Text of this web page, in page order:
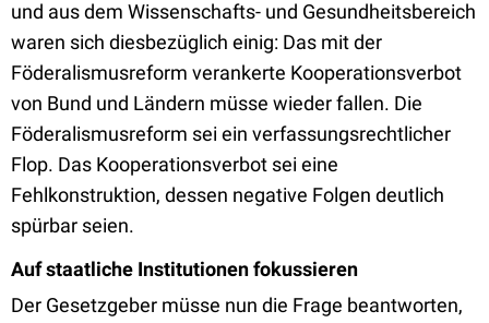
und aus dem Wissenschafts- und Gesundheitsbereich
waren sich diesbezüglich einig: Das mit der
Föderalismusreform verankerte Kooperationsverbot
von Bund und Ländern müsse wieder fallen. Die
Föderalismusreform sei ein verfassungsrechtlicher
Flop. Das Kooperationsverbot sei eine
Fehlkonstruktion, dessen negative Folgen deutlich
spürbar seien.
Auf staatliche Institutionen fokussieren
Der Gesetzgeber müsse nun die Frage beantworten,